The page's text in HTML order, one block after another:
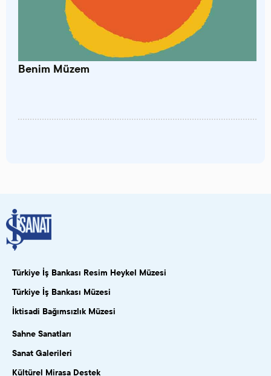
Benim Müzem
Türkiye İş Bankası Resim Heykel Müzesi
Türkiye İş Bankası Müzesi
İktisadi Bağımsızlık Müzesi
Sahne Sanatları
Sanat Galerileri
Kültürel Mirasa Destek